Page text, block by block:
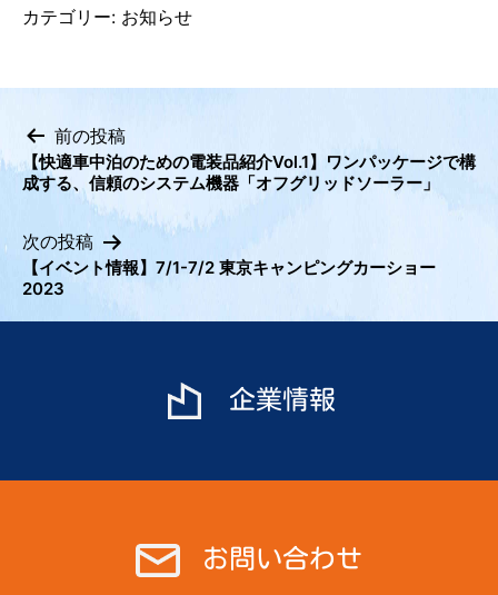
カテゴリー: お知らせ
投
稿
ナ
ビ
ー
前の投稿
【快適車中泊のための電装品紹介Vol.1】ワンパッケージで構
成する、信頼のシステム機器「オフグリッドソーラー」
次の投稿
【イベント情報】7/1-7/2 東京キャンピングカーショー
2023
企業情報
お問い合わせ